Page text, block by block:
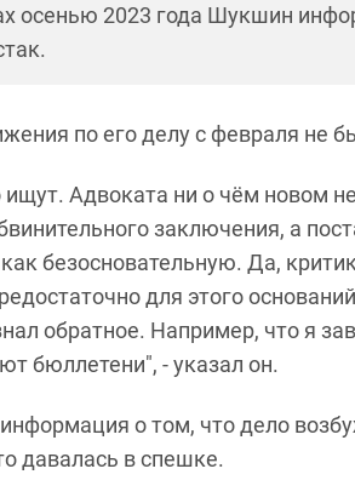
осенью 2023 года Шукшин
по его делу с февраля не
Адвоката ни о чём новом
заключения, а
безосновательную. Да,
для этого
обратное. Например, что я
бюллетени", - указал он.
о том, что дело
давалась в спешке.